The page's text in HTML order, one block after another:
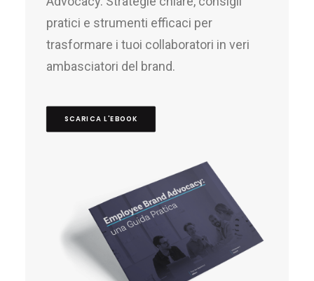
pratici e strumenti efficaci per
trasformare i tuoi collaboratori in veri
ambasciatori del brand.
SCARICA L'EBOOK